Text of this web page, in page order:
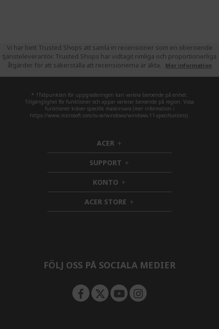
Vi har bett Trusted Shops att samla in recensioner som en oberoende
tjänsteleverantör. Trusted Shops har vidtagit rimliga och proportionerliga
åtgärder för att säkerställa att recensionerna är äkta.
Mer information
* 1Tidpunkten för uppgraderingen kan variera beroende på enhet.
Tillgänglighet för funktioner och appar varierar beroende på region. Vissa
funktioner kräver specifik maskinvara (mer information i
https://www.microsoft.com/sv-se/windows/windows-11-specifications).
ACER h
i
d
d
e
n
SUPPORT h
i
d
d
e
n
KONTO h
i
d
d
ACER STORE h
i
FÖLJ OSS PÅ SOCIALA MEDIER